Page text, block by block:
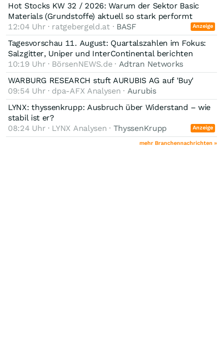
Hot Stocks KW 32 / 2026: Warum der Sektor Basic
Materials (Grundstoffe) aktuell so stark performt
12:04 Uhr · ratgebergeld.at · BASF Anzeige
Tagesvorschau 11. August: Quartalszahlen im Fokus:
Salzgitter, Uniper und InterContinental berichten
10:19 Uhr · BörsenNEWS.de · Adtran Networks
WARBURG RESEARCH stuft AURUBIS AG auf 'Buy'
09:54 Uhr · dpa-AFX Analysen · Aurubis
LYNX: thyssenkrupp: Ausbruch über Widerstand – wie
stabil ist er?
08:24 Uhr · LYNX Analysen · ThyssenKrupp Anzeige
mehr Branchennachrichten »